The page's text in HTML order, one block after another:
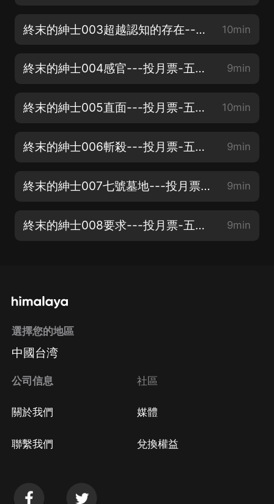
終末的紳士003超越認知的存在---投月票-五星好評-點讚-每過百加更一集 10min
終末的紳士004感官---投月票-五星好評-點讚-每過百加更一集 9min
終末的紳士005直面---投月票-五星好評-點讚-每過百加更一集 10min
終末的紳士006斬殺---投月票-五星好評-點讚-每過百加更一集 9min
終末的紳士007七號墓地---投月票-五星好評-點讚-每過百加更一集 9min
終末的紳士008要求---投月票-五星好評-點讚-每過百加更一集 9min
選擇您的地區
中國台湾
公司信息
關於我們
聯繫我們
社區
媒體
兌換權益